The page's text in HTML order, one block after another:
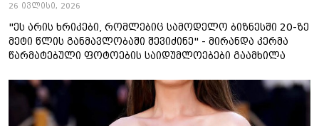
26 ივლისი, 2026
"ეს არის ხრიკები, რომლებიც სამოდელო ბიზნესში 20-ზე
მეტი წლის განმავლობაში შევიძინე" - მირანდა კერმა
წარმატებული ფოტოების საიდუმლოებები გაამხილა